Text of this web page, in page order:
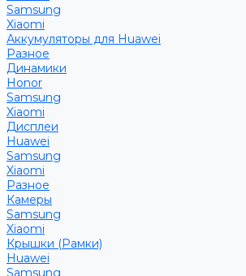
Samsung
Xiaomi
Аккумуляторы для Huawei
Разное
Динамики
Honor
Samsung
Xiaomi
Дисплеи
Huawei
Samsung
Xiaomi
Разное
Камеры
Samsung
Xiaomi
Крышки (Рамки)
Huawei
Samsung